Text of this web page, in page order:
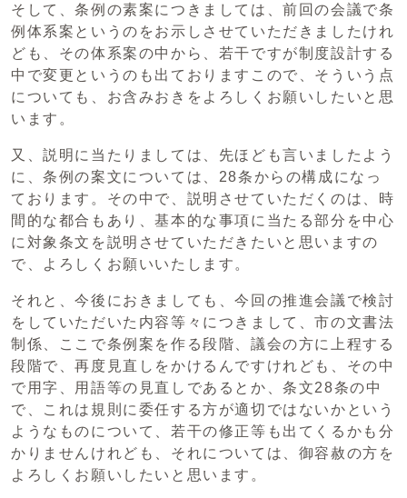
そして、条例の素案につきましては、前回の会議で条
例体系案というのをお示しさせていただきましたけれ
ども、その体系案の中から、若干ですが制度設計する
中で変更というのも出ておりますこので、そういう点
についても、お含みおきをよろしくお願いしたいと思
います。
又、説明に当たりましては、先ほども言いましたよう
に、条例の案文については、28条からの構成になっ
ております。その中で、説明させていただくのは、時
間的な都合もあり、基本的な事項に当たる部分を中心
に対象条文を説明させていただきたいと思いますの
で、よろしくお願いいたします。
それと、今後におきましても、今回の推進会議で検討
をしていただいた内容等々につきまして、市の文書法
制係、ここで条例案を作る段階、議会の方に上程する
段階で、再度見直しをかけるんですけれども、その中
で用字、用語等の見直しであるとか、条文28条の中
で、これは規則に委任する方が適切ではないかという
ようなものについて、若干の修正等も出てくるかも分
かりませんけれども、それについては、御容赦の方を
よろしくお願いしたいと思います。